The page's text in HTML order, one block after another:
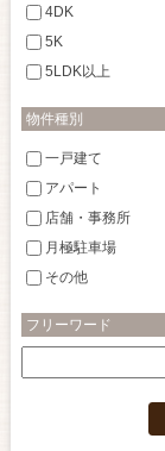
4DK
5K
5LDK以上
物件種別
一戸建て
アパート
店舗・事務所
月極駐車場
その他
フリーワード